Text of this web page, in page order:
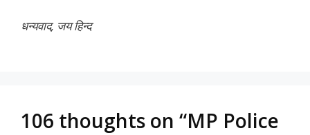
धन्यवाद, जय हिन्द
106 thoughts on “MP Police